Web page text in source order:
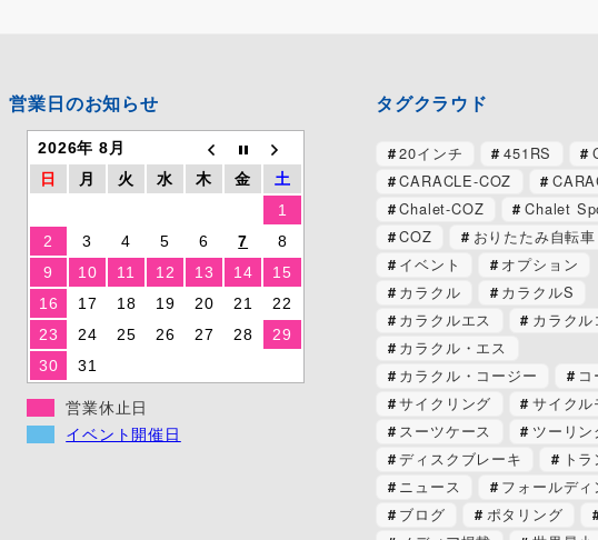
営業日のお知らせ
2026年 8月
日
月 火 水 木 金
土
1
2
3 4 5 6 7
8
9
10 11 12 13 14
15
16
17 18 19 20 21
22
23
24 25 26 27 28
29
30
31
営業休止日
イベント開催日
タグクラウド
20インチ 451RS
CARACLE-COZ
Chalet-COZ
Chalet
COZ
おりたたみ自転車
イベント
オプション
カラクル
カラクルS
カラクルエス
カラク
カラクル・エス
カラクル・コージー
サイクリング
サイク
スーツケース
ツーリン
ディスクブレーキ
ト
ニュース
フォールデ
ブログ
ポタリング